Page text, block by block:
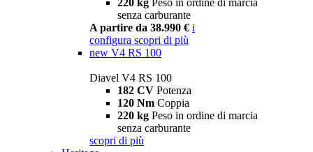
220 kg Peso in ordine di marcia
senza carburante
A partire da 38.990 € i
configura scopri di più
new V4 RS 100
Diavel V4 RS 100
182 CV Potenza
120 Nm Coppia
220 kg Peso in ordine di marcia
senza carburante
scopri di più